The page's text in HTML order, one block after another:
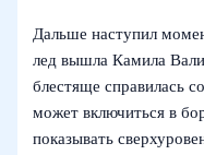
Дальше наступил
лед вышла Камила
блестяще справилась
может включиться в
показывать